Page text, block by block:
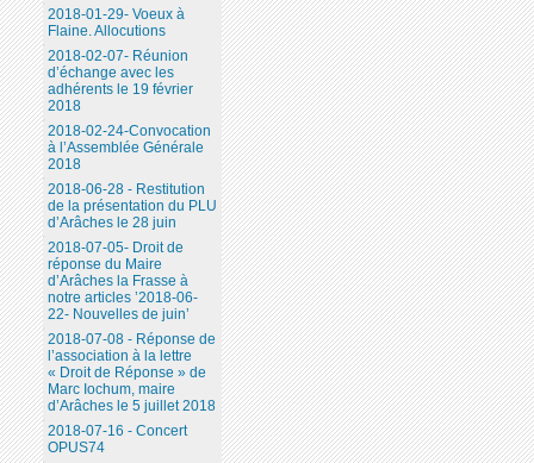
2018-01-29- Voeux à
Flaine. Allocutions
2018-02-07- Réunion
d’échange avec les
adhérents le 19 février
2018
2018-02-24-Convocation
à l’Assemblée Générale
2018
2018-06-28 - Restitution
de la présentation du PLU
d’Arâches le 28 juin
2018-07-05- Droit de
réponse du Maire
d’Arâches la Frasse à
notre articles ’2018-06-
22- Nouvelles de juin’
2018-07-08 - Réponse de
l’association à la lettre
« Droit de Réponse » de
Marc Iochum, maire
d’Arâches le 5 juillet 2018
2018-07-16 - Concert
OPUS74